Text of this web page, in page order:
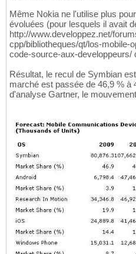
Même Nokia ne l'utilise plus
évoluées (pour lesquels il avait
http://www.developpez.net/
cpp/bibliotheques/qt/los-mobile-
code-source-aux-developpeurs/
Résultat, le recul de Symbian
marché est passée de 46,9 % à
d'analyse Gartner, le